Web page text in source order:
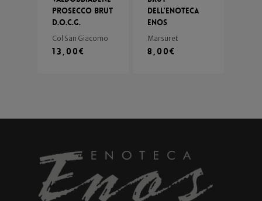
Prosecco Brut
D.o.c.g.
Col San Giacomo
13,00€
dell’Enoteca
Enos
Marsuret
8,00€